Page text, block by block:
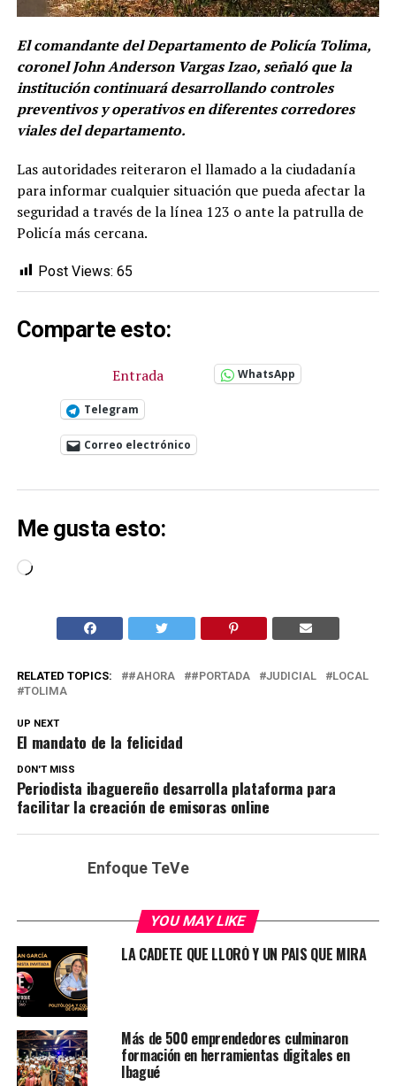
El comandante del Departamento de Policía Tolima,
coronel John Anderson Vargas Izao, señaló que la
institución continuará desarrollando controles
preventivos y operativos en diferentes corredores
viales del departamento.
Las autoridades reiteraron el llamado a la ciudadanía
para informar cualquier situación que pueda afectar la
seguridad a través de la línea 123 o ante la patrulla de
Policía más cercana.
Post Views: 65
Comparte esto:
Entrada WhatsApp
Telegram
Correo electrónico
Me gusta esto:
Cargando...
RELATED TOPICS: #AHORA #PORTADA JUDICIAL
LOCAL
TOLIMA
UP NEXT
El mandato de la felicidad
DON'T MISS
Periodista ibaguereño desarrolla plataforma para
facilitar la creación de emisoras online
Enfoque TeVe
YOU MAY LIKE
LA CADETE QUE LLORÓ Y UN PAIS QUE MIRA
Más de 500 emprendedores culminaron
formación en herramientas digitales en
Ibagué